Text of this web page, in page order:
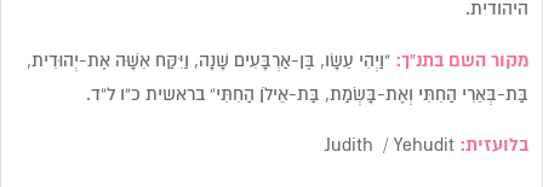
היהודית.
מקור השם בתנ”ך: “וַיְהִי עֵשָׂו, בֶּן-אַרְבָּעִים שָׁנָה, וַיִּקַּח אִשָּׁה אֶת-יְהוּדִית,
בַּת-בְּאֵרִי הַחִתִּי וְאֶת-בָּשְׂמַת, בַּת-אֵילֹן הַחִתִּי” בראשית כ”ו ל”ד.
בלועזית: Judith / Yehudit